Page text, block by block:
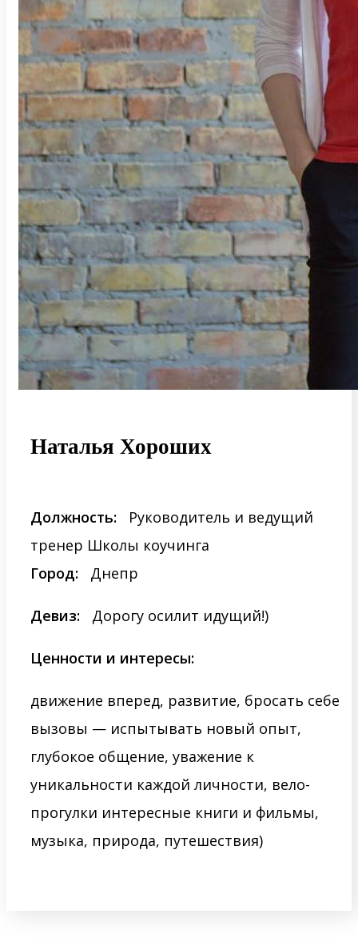
Наталья Хороших
Должность: Руководитель и ведущий
тренер Школы коучинга
Город: Днепр
Девиз: Дорогу осилит идущий!)
Ценности и интересы:
движение вперед, развитие, бросать себе
вызовы — испытывать новый опыт,
глубокое общение, уважение к
уникальности каждой личности, вело-
прогулки интересные книги и фильмы,
музыка, природа, путешествия)